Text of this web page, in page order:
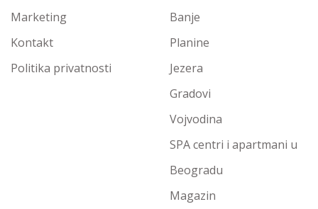
Marketing
Kontakt
Politika privatnosti
Banje
Planine
Jezera
Gradovi
Vojvodina
SPA centri i apartmani u
Beogradu
Magazin